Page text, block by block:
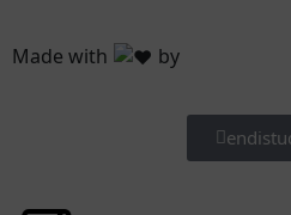
Made with by